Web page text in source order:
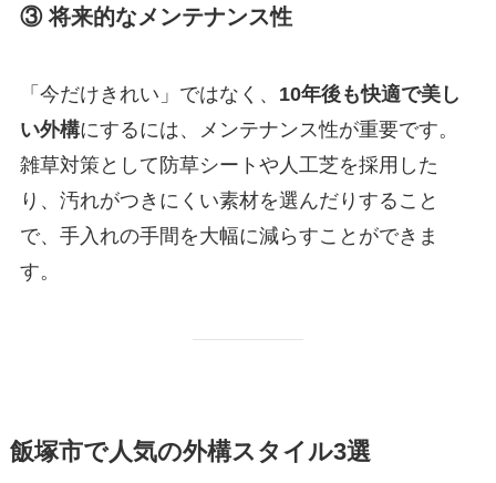
③ 将来的なメンテナンス性
「今だけきれい」ではなく、 10年後も快適で美し
い外構にするには、メンテナンス性が重要です。
雑草対策として防草シートや人工芝を採用した
り、汚れがつきにくい素材を選んだりすること
で、手入れの手間を大幅に減らすことができま
す。
飯塚市で人気の外構スタイル3選